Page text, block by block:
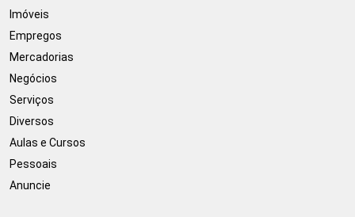
Imóveis
Empregos
Mercadorias
Negócios
Serviços
Diversos
Aulas e Cursos
Pessoais
Anuncie